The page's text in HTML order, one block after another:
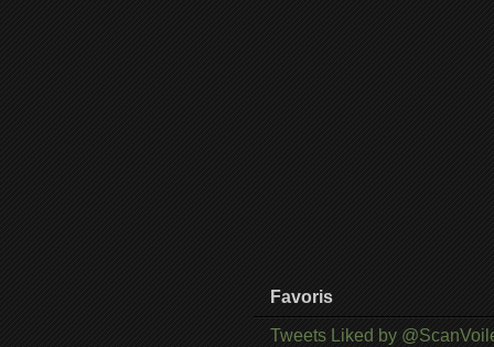
Favoris
Tweets Liked by